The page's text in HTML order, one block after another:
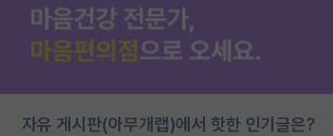
자유 게시판(아무개랩)에서 핫한 인기글은?